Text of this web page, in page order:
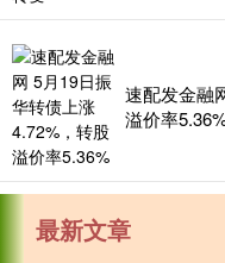
速配发金融
溢价率
最新文章